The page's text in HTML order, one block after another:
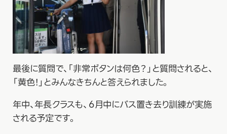
最後に質問で、「非常ボタンは何色？」と質問されると、
「黄色！」とみんなきちんと答えられました。
年中、年長クラスも、６月中にバス置き去り訓練が実施
される予定です。